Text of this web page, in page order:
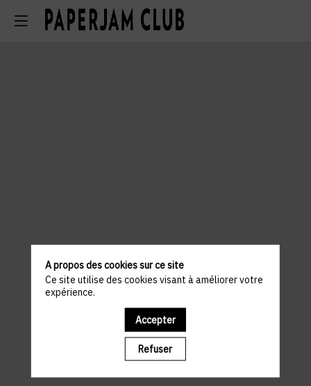
Il manque du contenu : rafraichissez votre navigateur
A propos des cookies sur ce site
Ce site utilise des cookies visant à améliorer votre
expérience.
Accepter
Refuser